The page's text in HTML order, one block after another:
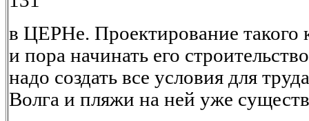
в ЦЕРНе. Проектирование такого
и пора начинать его
надо создать все условия для
Волга и пляжи на ней уже